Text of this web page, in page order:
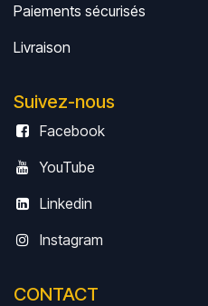
Paiements sécurisés
Livraison
Suivez-nous
Facebook
YouTube
Linkedin
Instagram
CONTACT